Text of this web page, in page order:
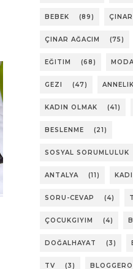
BEBEK (89) ÇINAR
ÇINAR AĞACIM (75)
EĞITIM (68) MODA
GEZI (47) ANNELIK
KADIN OLMAK (41)
BESLENME (21)
SOSYAL SORUMLULUK
ANTALYA (11)
SORU-CEVAP (4)
ÇOCUKGIYIM (4)
DOĞALHAYAT (3)
TV (3)